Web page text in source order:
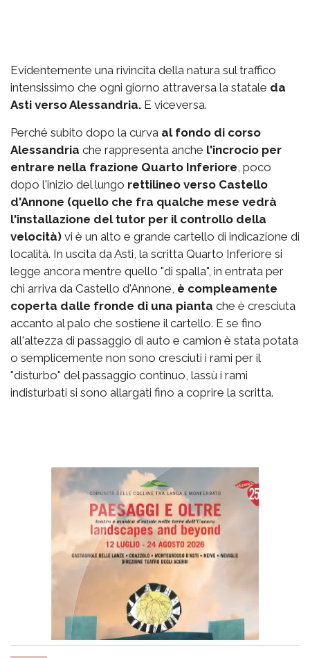
Evidentemente una rivincita della natura sul traffico
intensissimo che ogni giorno attraversa la statale da
Asti verso Alessandria. E viceversa.
Perché subito dopo la curva al fondo di corso
Alessandria che rappresenta anche l'incrocio per
entrare nella frazione Quarto Inferiore, poco
dopo l'inizio del lungo rettilineo verso Castello
d'Annone (quello che fra qualche mese vedrà
l'installazione del tutor per il controllo della
velocità) vi è un alto e grande cartello di indicazione di
località. In uscita da Asti, la scritta Quarto Inferiore si
legge ancora mentre quello "di spalla", in entrata per
chi arriva da Castello d'Annone, è compleamente
coperta dalle fronde di una pianta che è cresciuta
accanto al palo che sostiene il cartello. E se fino
all'altezza di passaggio di auto e camion è stata potata
o semplicemente non sono cresciuti i rami per il
"disturbo" del passaggio continuo, lassù i rami
indisturbati si sono allargati fino a coprire la scritta.